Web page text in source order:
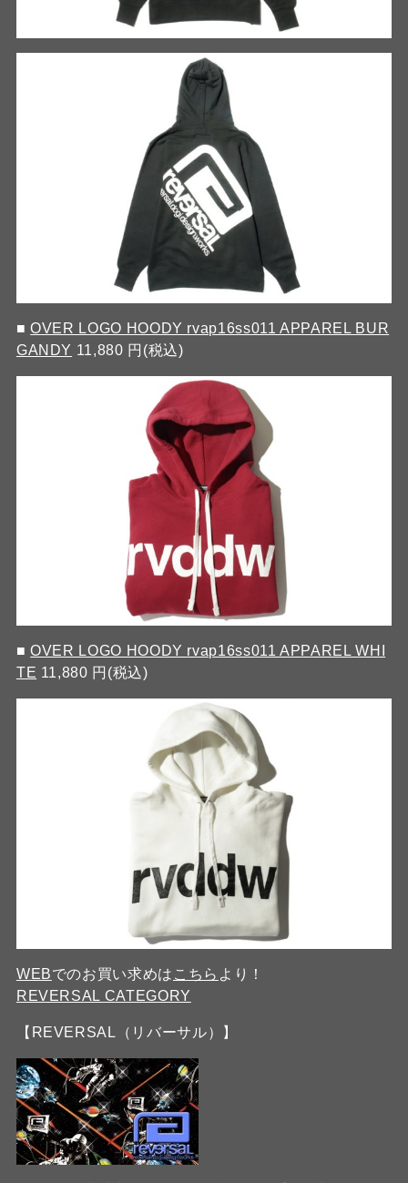
■OVER LOGO HOODY rvap16ss011 APPAREL BUR
GANDY 11,880 円(税込)
■OVER LOGO HOODY rvap16ss011 APPAREL WHI
TE 11,880 円(税込)
WEBでのお買い求めは こちら より！
REVERSAL CATEGORY
【REVERSAL（リバーサル）】